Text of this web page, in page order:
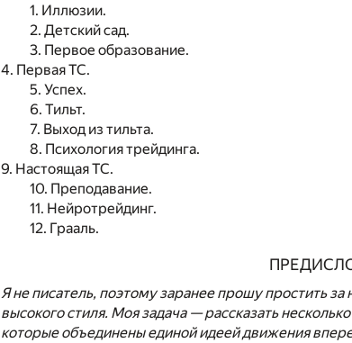
1. Иллюзии.
2. Детский сад.
3. Первое образование.
4. Первая ТС.
5. Успех.
6. Тильт.
7. Выход из тильта.
8. Психология трейдинга.
9. Настоящая ТС.
10. Преподавание.
11. Нейротрейдинг.
12. Грааль.
Я не писатель, поэтому заранее прошу простить за
высокого стиля. Моя задача — рассказать
которые объединены единой идеей движения